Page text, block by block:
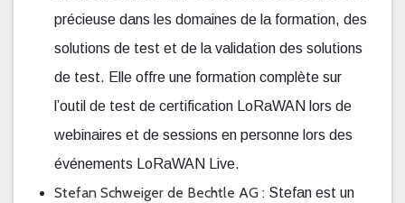
précieuse dans les domaines de la formation, des
solutions de test et de la validation des solutions
de test. Elle offre une formation complète sur
l’outil de test de certification LoRaWAN lors de
webinaires et de sessions en personne lors des
événements LoRaWAN Live.
Stefan Schweiger de Bechtle AG : Stefan est un